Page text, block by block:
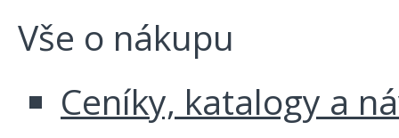
Vše o nákupu
Ceníky, katalogy a